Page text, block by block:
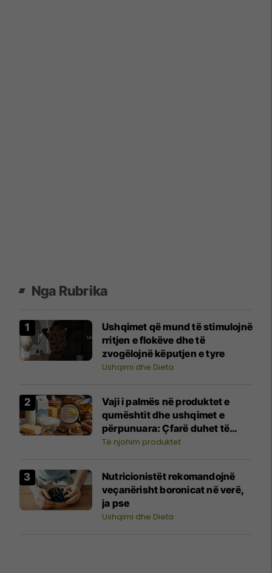
Nga Rubrika
Ushqimet që mund të stimulojnë
rritjen e flokëve dhe të
zvogëlojnë këputjen e tyre
Ushqimi dhe Dieta
Vaji i palmës në produktet e
qumështit dhe ushqimet e
përpunuara: Çfarë duhet të
dimë për sasinë dhe ndikimin në
Të njohim produktet
Nutricionistët rekomandojnë
veçanërisht boronicat në verë,
ja pse
Ushqimi dhe Dieta